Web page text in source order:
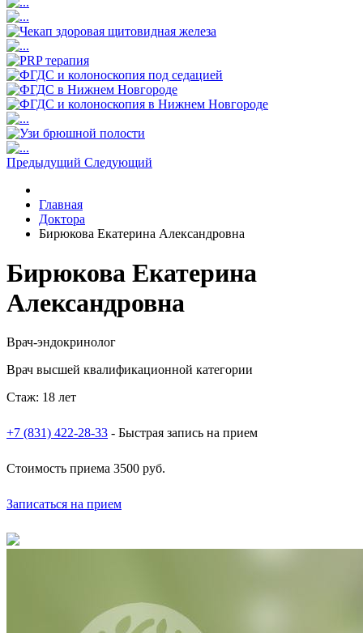
Предыдущий Следующий
Главная
Доктора
Бирюкова Екатерина Александровна
Бирюкова Екатерина
Александровна
Врач-эндокринолог
Врач высшей квалификационной категории
Стаж: 18 лет
+7 (831) 422-28-33 - Быстрая запись на прием
Стоимость приема 3500 руб.
Записаться на прием